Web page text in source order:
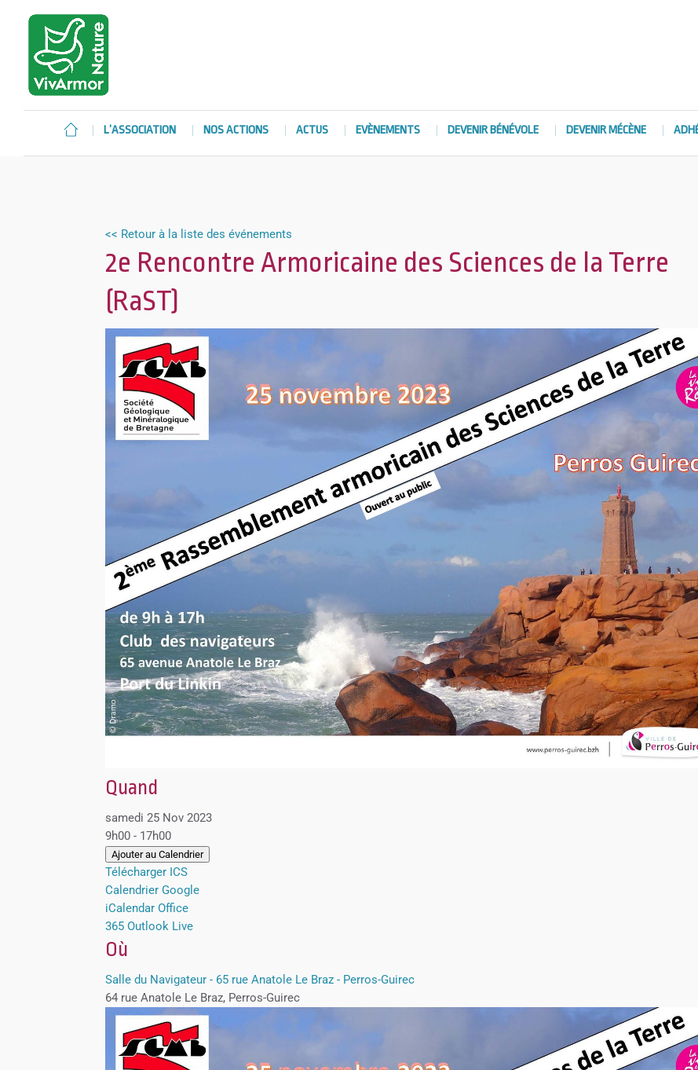
L’ASSOCIATION NOS ACTIONS ACTUS EVÈNEMENTS DEVENIR BÉNÉVOLE DEVENIR MÉCÈNE
<< Retour à la liste des événements
2e Rencontre Armoricaine des Sciences de la Terre
(RaST)
Quand
samedi 25 Nov 2023
9h00 - 17h00
Ajouter au Calendrier
Télécharger ICS
Calendrier Google
iCalendar Office
365 Outlook Live
Où
Salle du Navigateur - 65 rue Anatole Le Braz - Perros-Guirec
64 rue Anatole Le Braz, Perros-Guirec